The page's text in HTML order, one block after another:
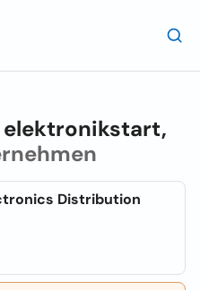
elektronikstart,
Distribution